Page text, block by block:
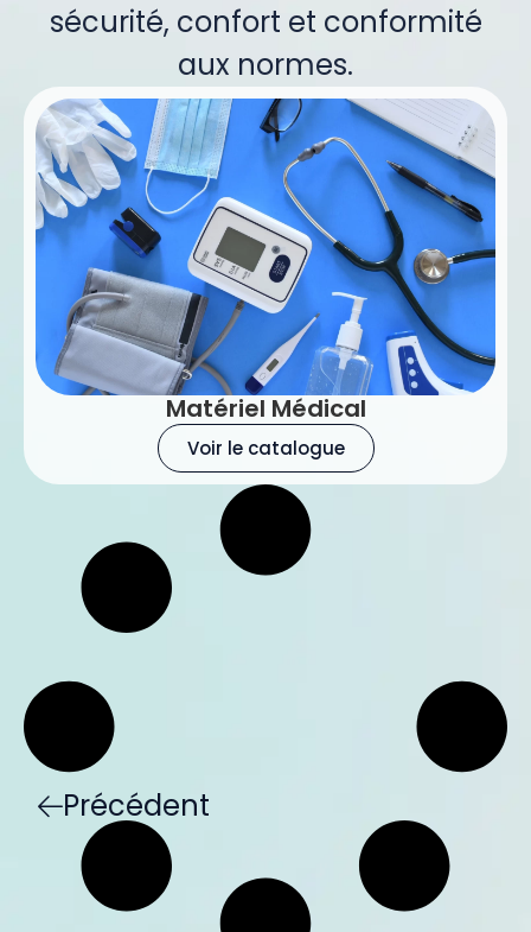
sécurité, confort et conformité
aux normes.
Matériel Médical
Voir le catalogue
Précédent